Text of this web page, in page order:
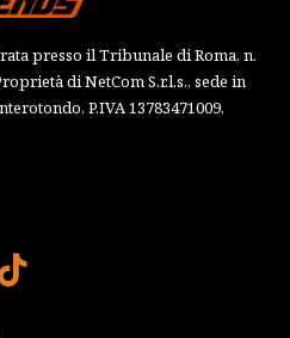
presso il Tribunale di Roma, n.
di NetCom S.r.l.s., sede in
P.IVA 13783471009,